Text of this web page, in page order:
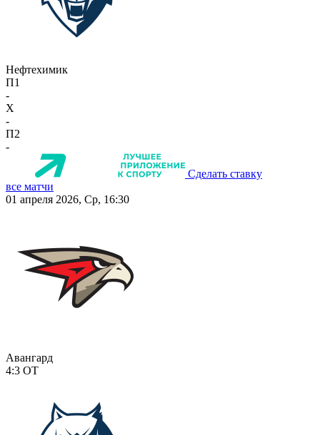
Нефтехимик
П1
-
X
-
П2
-
Сделать ставку
все матчи
01 апреля 2026, Ср, 16:30
Авангард
4:3 ОТ